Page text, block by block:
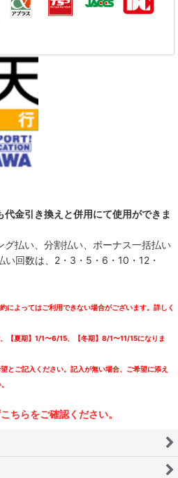
金引き換えと併用にて使用ができま
払い、分割払い、ボーナス一括払い
い回数は、2・3・5・6・10・12・
ってはご利用できない場合がございます。詳しく
夏期】1/1〜6/15、【冬期】8/1〜11/15になりま
記入ください。記入が無い場合、ご希望に添え
ちらをご確認ください。